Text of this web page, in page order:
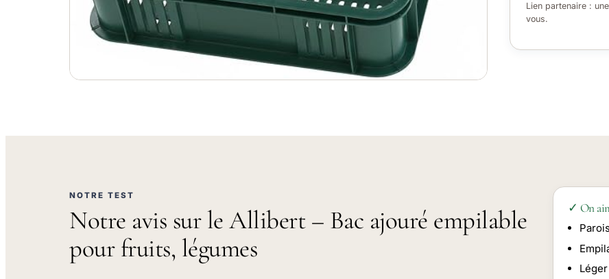
Lien partenaire :
vous.
NOTRE TEST
Notre avis sur le Allibert – Bac ajouré empilable
pour fruits, légumes
✓ On